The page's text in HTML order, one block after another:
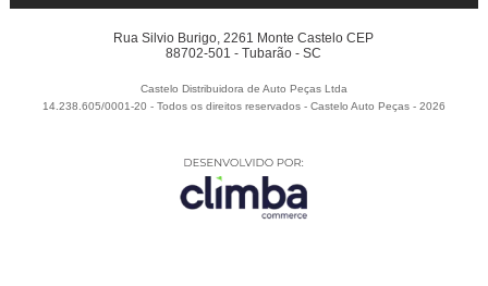
Rua Silvio Burigo, 2261 Monte Castelo CEP
88702-501 - Tubarão - SC
Castelo Distribuidora de Auto Peças Ltda
14.238.605/0001-20 - Todos os direitos reservados -Castelo Auto Peças -2026